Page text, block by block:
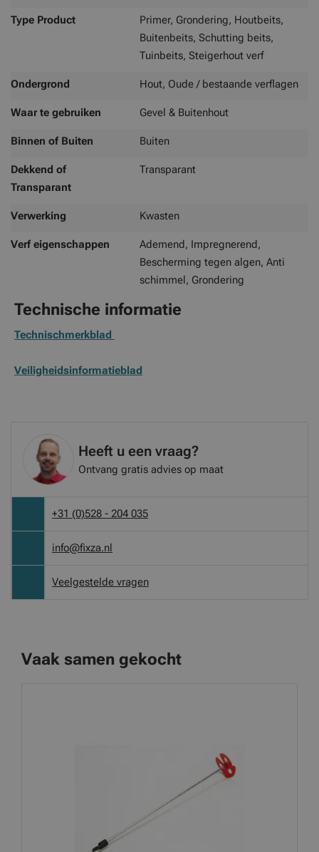
Type Product
Primer, Grondering, Houtbeits,
Buitenbeits, Schutting beits,
Tuinbeits, Steigerhout verf
Ondergrond Hout, Oude / bestaande verflagen
Waar te gebruiken Gevel & Buitenhout
Binnen of Buiten Buiten
Dekkend of
Transparant
Transparant
Verwerking Kwasten
Verf eigenschappen
Ademend, Impregnerend,
Bescherming tegen algen, Anti
schimmel, Grondering
Technische informatie
Technischmerkblad
Veiligheidsinformatieblad
Heeft u een vraag?
Ontvang gratis advies op maat
+31 (0)528 - 204 035
info@fixza.nl
Veelgestelde vragen
Vaak samen gekocht